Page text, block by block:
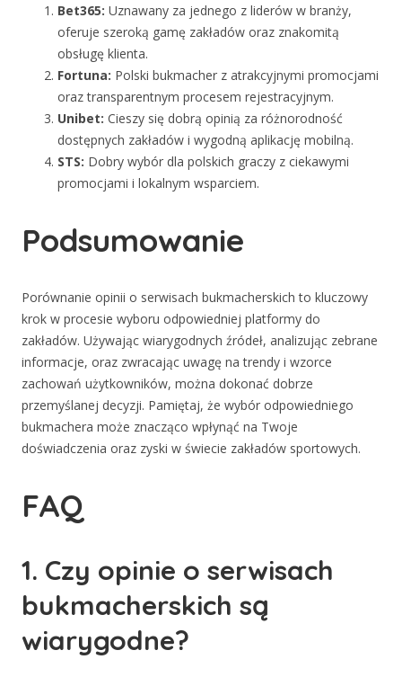
Bet365: Uznawany za jednego z liderów w branży,
oferuje szeroką gamę zakładów oraz znakomitą
obsługę klienta.
Fortuna: Polski bukmacher z atrakcyjnymi promocjami
oraz transparentnym procesem rejestracyjnym.
Unibet: Cieszy się dobrą opinią za różnorodność
dostępnych zakładów i wygodną aplikację mobilną.
STS: Dobry wybór dla polskich graczy z ciekawymi
promocjami i lokalnym wsparciem.
Podsumowanie
Porównanie opinii o serwisach bukmacherskich to kluczowy
krok w procesie wyboru odpowiedniej platformy do
zakładów. Używając wiarygodnych źródeł, analizując zebrane
informacje, oraz zwracając uwagę na trendy i wzorce
zachowań użytkowników, można dokonać dobrze
przemyślanej decyzji. Pamiętaj, że wybór odpowiedniego
bukmachera może znacząco wpłynąć na Twoje
doświadczenia oraz zyski w świecie zakładów sportowych.
FAQ
1. Czy opinie o serwisach
bukmacherskich są
wiarygodne?